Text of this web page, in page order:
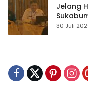
Jelang
Publikasi
30 Juli